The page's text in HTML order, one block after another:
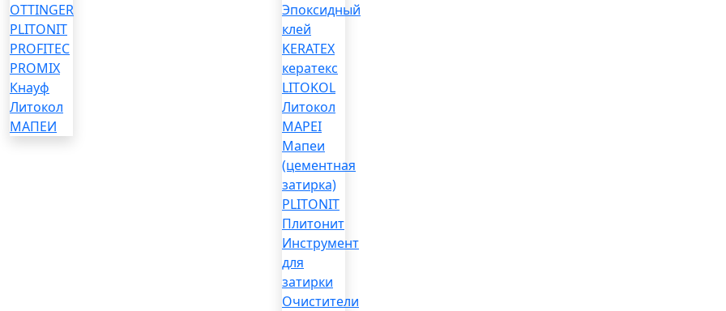
OTTINGER
PLITONIT
PROFITEC
PROMIX
Кнауф
Литокол
МАПЕИ
Эпоксидный
клей
KERATEX
кератекс
LITOKOL
Литокол
MAPEI
Мапеи
(цементная
затирка)
PLITONIT
Плитонит
Инструмент
для
затирки
Очистители